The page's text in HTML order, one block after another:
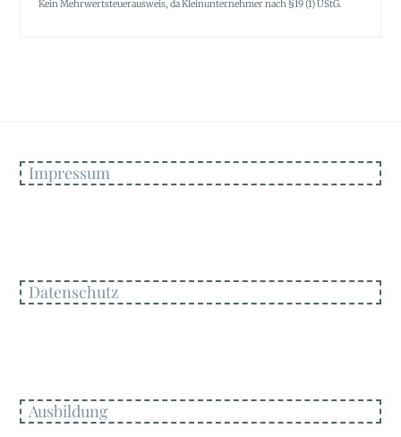
Kein Mehrwertsteuerausweis, da Kleinunternehmer nach §19 (1) UStG.
Impressum
Datenschutz
Ausbildung